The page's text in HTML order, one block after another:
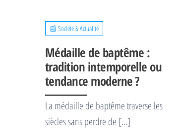
📰 Société & Actualité
Médaille de baptême :
tradition intemporelle ou
tendance moderne ?
La médaille de baptême traverse les
siècles sans perdre de […]